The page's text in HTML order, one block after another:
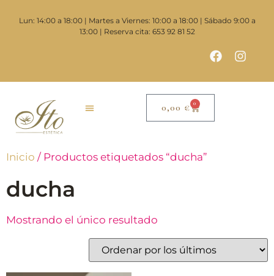
Lun: 14:00 a 18:00 | Martes a Viernes: 10:00 a 18:00 | Sábado 9:00 a
13:00 | Reserva cita: 653 92 81 52
0,00 € 0
Inicio / Productos etiquetados “ducha”
ducha
Mostrando el único resultado